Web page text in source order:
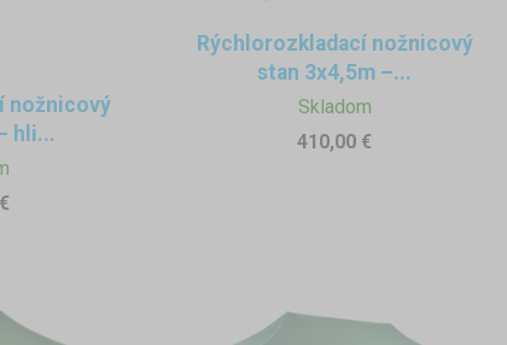
nožnicový
hli...
Rýchlorozkladací nožnicový
stan 3x4,5m –...
Skladom
410,00 €